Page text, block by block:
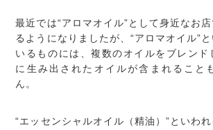
最近では“アロマオイル”として身近なお
るようになりましたが、“アロマオイル”
いるものには、複数のオイルをブレンド
に生み出されたオイルが含まれること
ん。
“エッセンシャルオイル（精油）”といわ